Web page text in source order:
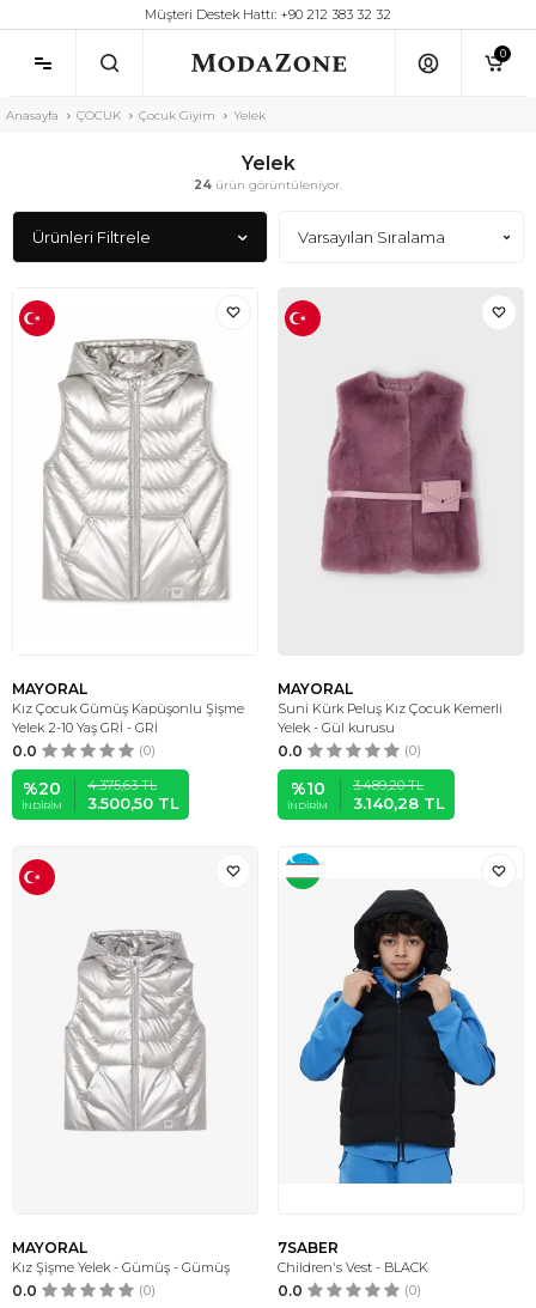
Müşteri Destek Hattı: +90 212 383 32 32
0
Anasayfa ÇOCUK Çocuk Giyim Yelek
Yelek
24 ürün görüntüleniyor.
Ürünleri Filtrele
MAYORAL
Kız Çocuk Gümüş Kapüşonlu Şişme
Yelek 2-10 Yaş GRİ - GRİ
0.0 (0)
%20
İNDIRIM
4.375,63TL
3.500,50 TL
MAYORAL
Suni Kürk Peluş Kız Çocuk Kemerli
Yelek - Gül kurusu
0.0 (0)
%10
İNDIRIM
3.489,20TL
3.140,28 TL
MAYORAL
Kız Şişme Yelek - Gümüş - Gümüş
0.0 (0)
7SABER
Children's Vest - BLACK
0.0 (0)